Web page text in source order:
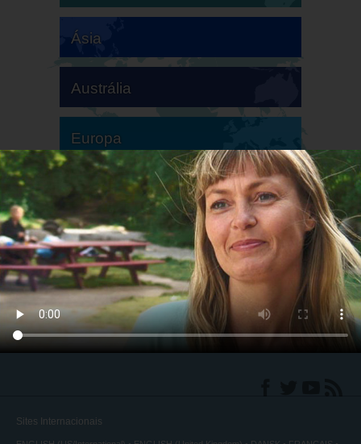
Ásia
Austrália
Europa
América do Sul
América do Norte
Sites Internacionais